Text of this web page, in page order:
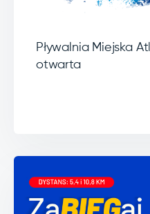
Pływalnia Miejska
otwarta